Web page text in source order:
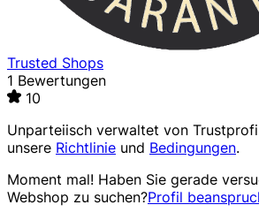
Trusted Shops
1 Bewertungen
10
Unparteiisch verwaltet von
unsere Richtlinie und Bedingungen.
Moment mal! Haben Sie gerade
Webshop zu suchen?Profil